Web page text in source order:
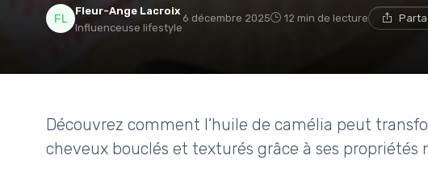
Fleur-Ange Lacroix
Influenceuse lifestyle
6 décembre 2025 12 min de lecture
Découvrez comment l’huile de camélia peut
cheveux bouclés et texturés grâce à ses propriétés